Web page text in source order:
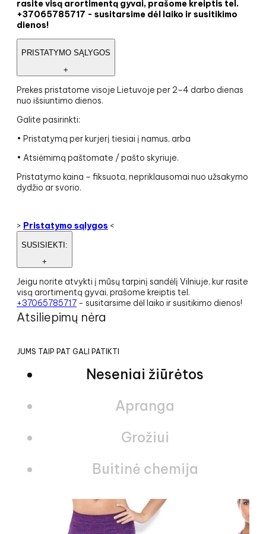
rasite visą arortimentą gyvai, prašome kreiptis tel.
+37065785717 - susitarsime dėl laiko ir susitikimo
dienos!
PRISTATYMO SĄLYGOS
+
Prekes pristatome visoje Lietuvoje per 2–4 darbo dienas
nuo išsiuntimo dienos.
Galite pasirinkti:
• Pristatymą per kurjerį tiesiai į namus, arba
• Atsiėmimą paštomate / pašto skyriuje.
Pristatymo kaina – fiksuota, nepriklausomai nuo užsakymo
dydžio ar svorio.
> Pristatymo sąlygos <
SUSISIEKTI:
+
Jeigu norite atvykti į mūsų tarpinį sandėlį Vilniuje, kur rasite
visą arortimentą gyvai, prašome kreiptis tel.
+37065785717 - susitarsime dėl laiko ir susitikimo dienos!
Atsiliepimų nėra
JUMS TAIP PAT GALI PATIKTI
Neseniai žiūrėtos
Apranga
Grožiui
Buitinė chemija